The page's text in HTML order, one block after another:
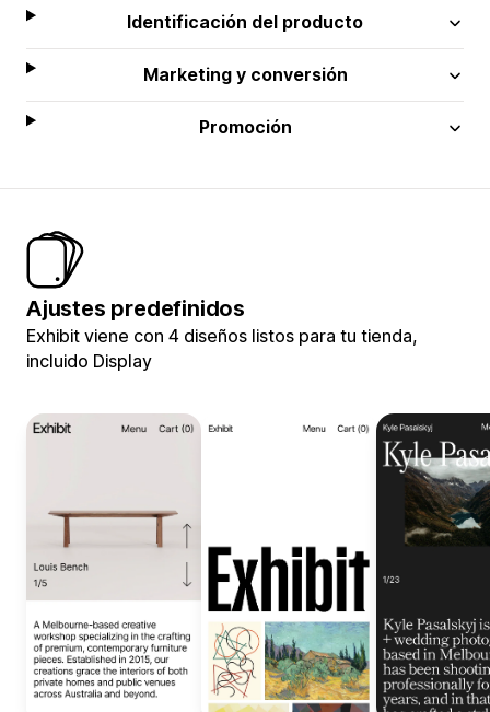
Identificación del producto
Marketing y conversión
Promoción
Ajustes predefinidos
Exhibit viene con 4 diseños listos para tu tienda,
incluido Display